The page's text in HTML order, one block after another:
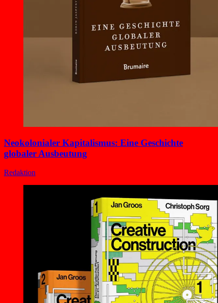
Neokolonialer Kapitalismus: Eine Geschichte
globaler Ausbeutung
Redaktion